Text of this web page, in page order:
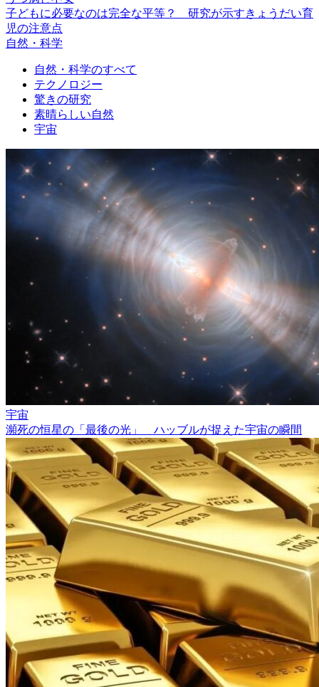
子どもに必要なのは完全な平等？ 研究が示すきょうだい育
児の注意点
自然・科学
自然・科学のすべて
テクノロジー
驚きの研究
素晴らしい自然
宇宙
宇宙
瀕死の恒星の「最後の光」 ハッブルが捉えた宇宙の瞬間